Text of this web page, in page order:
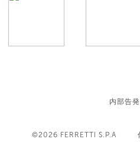
内部告
©2026 FERRETTI S.P.A